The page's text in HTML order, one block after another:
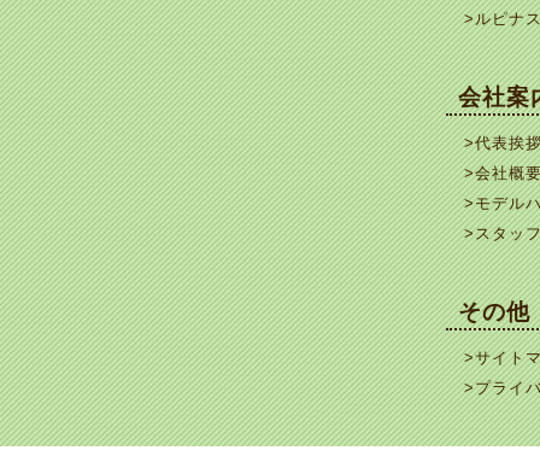
>ルピナ
会社案
>代表挨
>会社概
>モデル
>スタッ
その他
>サイト
>プライ